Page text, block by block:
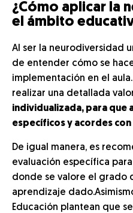
¿Cómo aplicar la
el ámbito
Al ser la neurodiversidad
de entender cómo se
implementación en el
realizar una detallada
individualizada, para que
específicos y acordes
De igual manera, es
evaluación específica
donde se valore el grado
aprendizaje
Educación plantean que